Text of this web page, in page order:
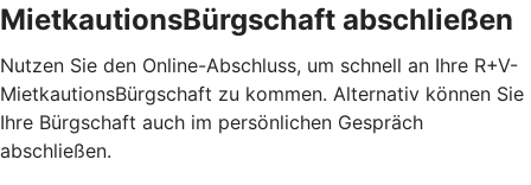
MietkautionsBürgschaft abschließen
Nutzen Sie den Online-Abschluss, um schnell an Ihre R+V-
MietkautionsBürgschaft zu kommen. Alternativ können Sie
Ihre Bürgschaft auch im persönlichen Gespräch
abschließen.